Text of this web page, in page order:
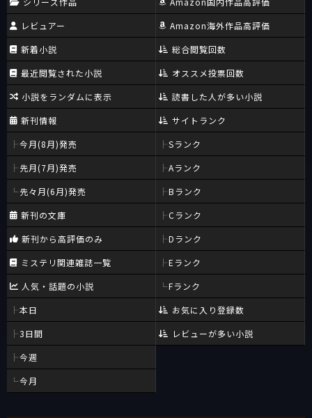
レビュアー
新着小説
最近閲覧された小説
小説をランダムに表示
新刊情報
今月(8月)発売
先月(7月)発売
先々月(6月)発売
新刊の文庫
新刊から高評価のみ
ミステリ関連雑誌一覧
人気・話題の小説
本日
3日間
今週
今月
Amazon海外作品高評価
総合閲覧回数
オススメ投票回数
読書した人が多い小説
サイトランク
Sランク
Aランク
Bランク
Cランク
Dランク
Eランク
Fランク
お気に入り登録数
レビューが多い小説